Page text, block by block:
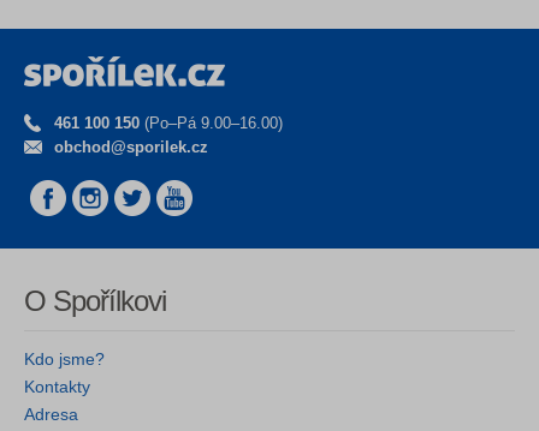
461 100 150 (Po–Pá 9.00–16.00)
obchod@sporilek.cz
O Spořílkovi
Kdo jsme?
Kontakty
Adresa